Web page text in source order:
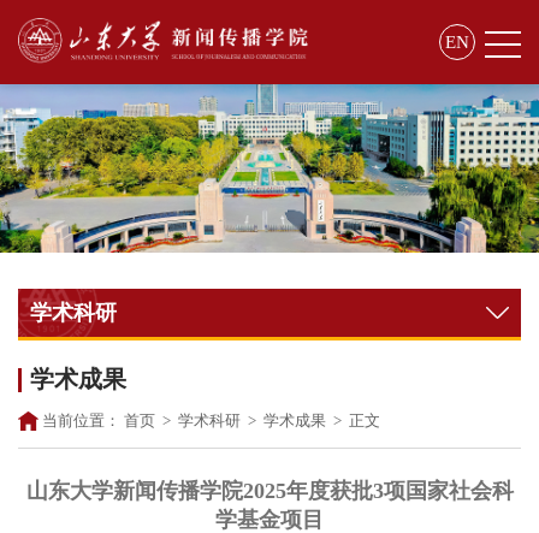
EN
学术科研
学术成果
当前位置： 首页 > 学术科研 > 学术成果 > 正文
山东大学新闻传播学院2025年度获批3项国家社会科
学基金项目